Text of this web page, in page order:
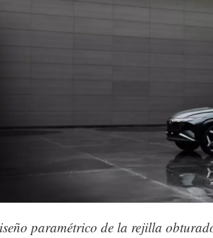
paramétrico de la rejilla